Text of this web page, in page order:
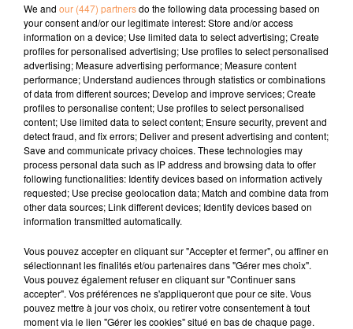
"PleinCiel papeterie Audy, à Lescar, sur Radio Inside !!!
Site :https://papeterie-audy-
pleinciel.fournituredebureau.com/home_news.aspx
Téléphone :05 59 77 83 50
Facebook :https://www.facebook.com/pleinciel.pau.lescar
TITRES DIFFUSÉS
21h03
21h03 21h00
21h00 20h57
20h57
We and our (447) partnersdo the following data processing based on
your consent and/or our legitimate interest: Store and/or access
information on a device; Use limited data to select advertising; Create
profiles for personalised advertising; Use profiles to select personalised
advertising; Measure advertising performance; Measure content
performance; Understand audiences through statistics or combinations
of data from different sources; Develop and improve services; Create
profiles to personalise content; Use profiles to select personalised
content; Use limited data to select content; Ensure security, prevent and
detect fraud, and fix errors; Deliver and present advertising and content;
Save and communicate privacy choices. These technologies may
process personal data such as IP address and browsing data to offer
following functionalities: Identify devices based on information actively
requested; Use precise geolocation data; Match and combine data from
other data sources; Link different devices; Identify devices based on
information transmitted automatically.
Vous pouvez accepter en cliquant sur "Accepter et fermer", ou affiner en
sélectionnant les finalités et/ou partenaires dans "Gérer mes choix".
Vous pouvez également refuser en cliquant sur "Continuer sans
accepter". Vos préférences ne s'appliqueront que pour ce site. Vous
pouvez mettre à jour vos choix, ou retirer votre consentement à tout
moment via le lien "Gérer les cookies" situé en bas de chaque page.